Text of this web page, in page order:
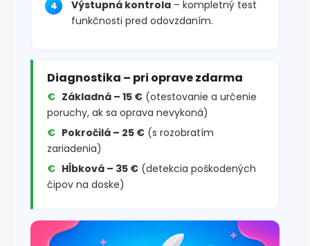
Výstupná kontrola – kompletný test
funkčnosti pred odovzdaním.
Diagnostika – pri oprave zdarma
Základná – 15 € (otestovanie a určenie
poruchy, ak sa oprava nevykoná)
Pokročilá – 25 € (s rozobratím
zariadenia)
Hĺbková – 35 € (detekcia poškodených
čipov na doske)